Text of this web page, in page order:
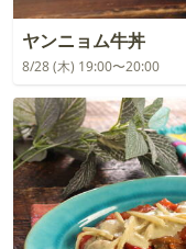
ヤンニョム牛丼
8/28 (木) 19:00〜20:00